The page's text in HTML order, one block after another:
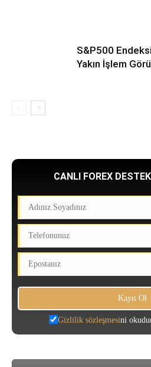
S&P500
Yakın İşlem
CANLI FOREX
Gizlilik sözleşmesini